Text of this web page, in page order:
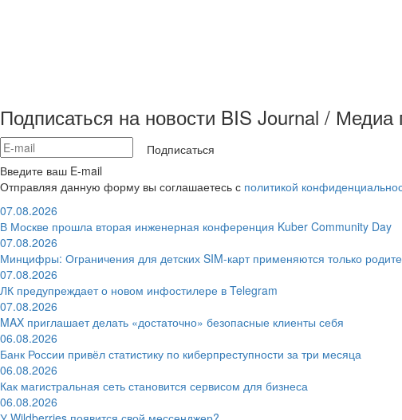
Подписаться на новости BIS Journal / Медиа
Подписаться
Введите ваш E-mail
Отправляя данную форму вы соглашаетесь с политикой
07.08.2026
В Москве прошла вторая инженерная конференция Kuber Community Day
07.08.2026
Минцифры: Ограничения для детских SIM-карт применяются только
07.08.2026
ЛК предупреждает о новом инфостилере в Telegram
07.08.2026
MAX приглашает делать «достаточно» безопасные клиенты себя
06.08.2026
Банк России привёл статистику по киберпреступности за три месяца
06.08.2026
Как магистральная сеть становится сервисом для бизнеса
06.08.2026